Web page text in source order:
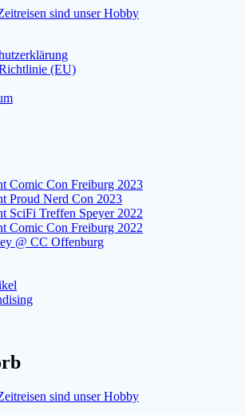
(EU)
Comic Con Freiburg 2023
Proud Nerd Con 2023
SciFi Treffen Speyer 2022
Comic Con Freiburg 2022
@ CC Offenburg